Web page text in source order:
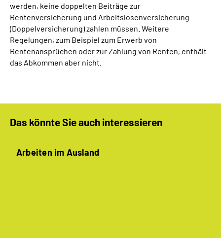
werden, keine doppelten Beiträge zur
Rentenversicherung und Arbeitslosenversicherung
(Doppelversicherung) zahlen müssen. Weitere
Regelungen, zum Beispiel zum Erwerb von
Rentenansprüchen oder zur Zahlung von Renten, enthält
das Abkommen aber nicht.
Das könnte Sie auch interessieren
Arbeiten im Ausland